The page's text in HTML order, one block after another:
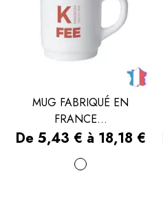
MUG FABRIQUÉ EN
FRANCE...
Prix
De 5,43 € à 18,18 €
Blanc